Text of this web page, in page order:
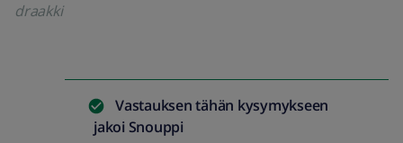
draakki
Vastauksen tähän kysymykseen
jakoi Snouppi